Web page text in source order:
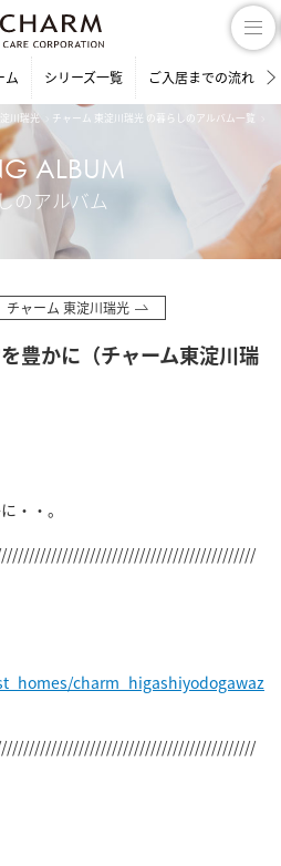
ム シリーズ一覧 ご入居までの流れ
川瑞光 チャーム 東淀川瑞光 の暮らしのアルバム一覧
ALBUM
のアルバム
チャーム 東淀川瑞光
豊かに（チャーム東淀川瑞
・・。
charm_higashiyodogawaz